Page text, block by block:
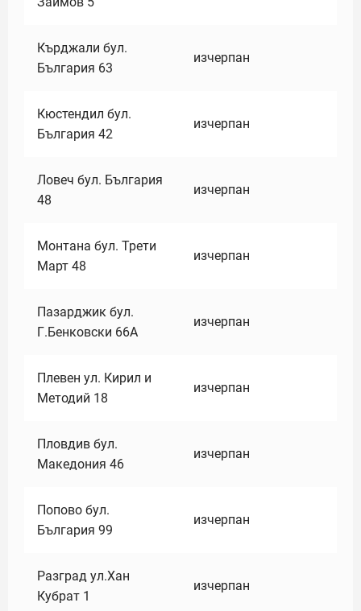
Кърджали бул.
България 63
изчерпан
Кюстендил бул.
България 42
изчерпан
Ловеч бул. България
48
изчерпан
Монтана бул. Трети
Март 48
изчерпан
Пазарджик бул.
Г.Бенковски 66А
изчерпан
Плевен ул. Кирил и
Методий 18
изчерпан
Пловдив бул.
Македония 46
изчерпан
Попово бул.
България 99
изчерпан
Разград ул.Хан
Кубрат 1
изчерпан